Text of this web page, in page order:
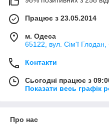
Працює з 23.05.2014
м. Одеса
65122, вул. Сім'ї
Контакти
Сьогодні працює з
Показати весь графік
Про нас